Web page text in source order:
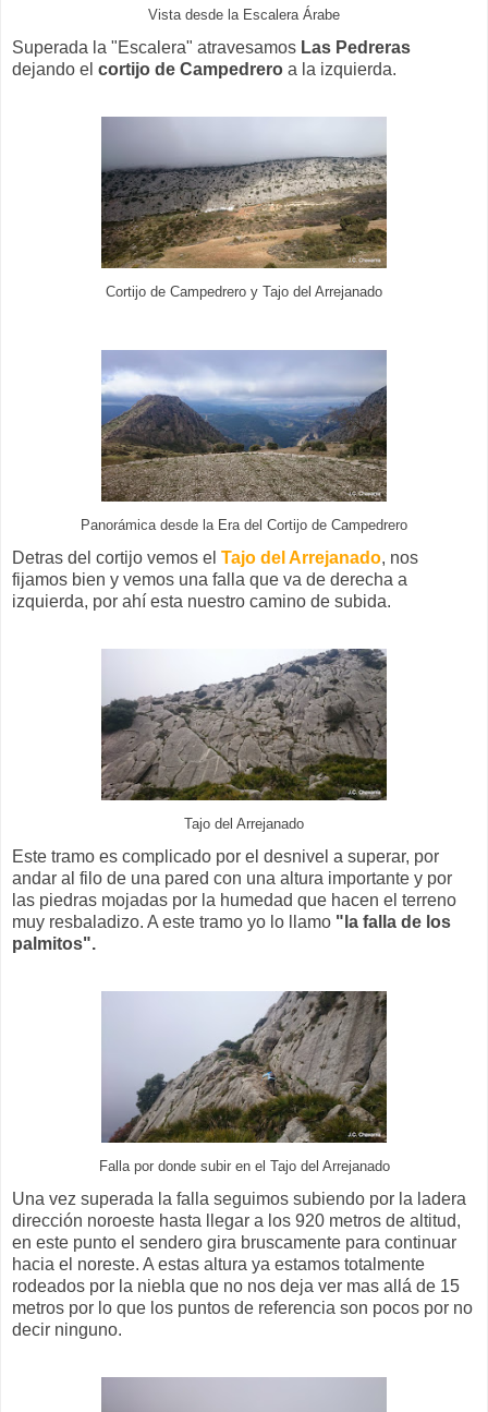
Vista desde la Escalera Árabe
Superada la "Escalera" atravesamos Las Pedreras
dejando el cortijo de Campedrero a la izquierda.
Cortijo de Campedrero y Tajo del Arrejanado
Panorámica desde la Era del Cortijo de Campedrero
Detras del cortijo vemos el Tajo del Arrejanado, nos
fijamos bien y vemos una falla que va de derecha a
izquierda, por ahí esta nuestro camino de subida.
Tajo del Arrejanado
Este tramo es complicado por el desnivel a superar, por
andar al filo de una pared con una altura importante y por
las piedras mojadas por la humedad que hacen el terreno
muy resbaladizo. A este tramo yo lo llamo "la falla de los
palmitos".
Falla por donde subir en el Tajo del Arrejanado
Una vez superada la falla seguimos subiendo por la ladera
dirección noroeste hasta llegar a los 920 metros de altitud,
en este punto el sendero gira bruscamente para continuar
hacia el noreste. A estas altura ya estamos totalmente
rodeados por la niebla que no nos deja ver mas allá de 15
metros por lo que los puntos de referencia son pocos por no
decir ninguno.